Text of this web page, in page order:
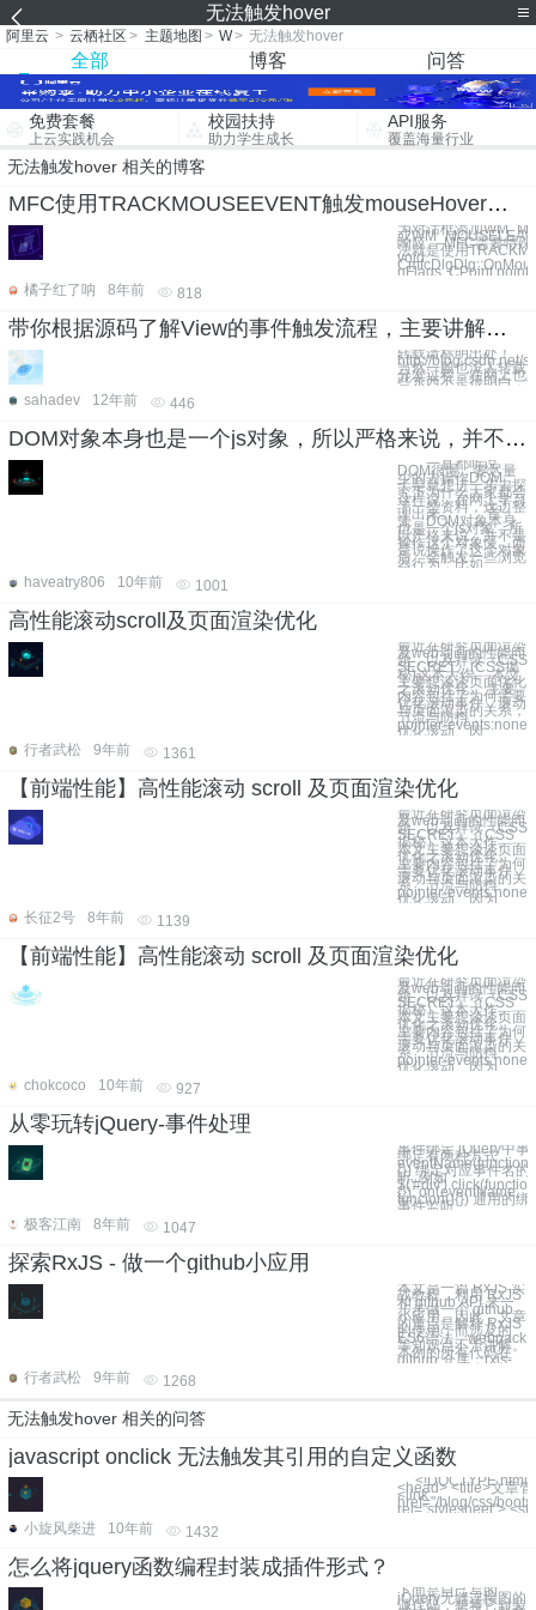
无法触发hover
阿里云 > 云栖社区 > 主题地图 > W> 无法触发hover
全部 博客 问答
免费套餐
上云实践机会
校园扶持
助力学生成长
API服务
覆盖海量行业
无法触发hover 相关的博客
MFC使用TRACKMOUSEEVENT触发mouseHover和mouseLeave
为对话框添加
或
响应。 MFC需要特
法就是使用
void
nFlags, CPoint point
橘子红了呐
8年前 818
带你根据源码了解View的事件触发流程，主要讲解为什么子View返回true，ViewGroup就无法接收到事件的过程
转载请标明出处！
http://blog.csdn.net/
当然一般也没人转载
分发过程，在网上也
些东西不是很明白，
sahadev
12年前 446
DOM对象本身也是一个js对象，所以严格来说，并不是操作这个对象慢，而是说操作了这个对象后，会触发一些浏览器行为（转）
一直都听说
DOM很慢，要尽量
少的去操作DOM，
于是就想进一步去探
究下为什么大家都会
这样说，在网上学习
了一些资料，这边整
理出来。 首
先，DOM对象本身
也是一个js对象，所
以严格来说，并不是
操作这个对象慢，而
是说操作了这个对象
后，会触发一些浏览
器行为，比如
haveatry806
10年前 1001
高性能滚动scroll及页面渲染优化
最近在研究页面渲染
及web动画的性能问
题，以及拜读《CSS
SECRET》(CSS揭
秘)这本大作。 本文
主要想谈谈页面优化
之滚动优化。 主要
内容包括了为何需要
优化滚动事件，滚动
与页面渲染的关系，
节流与防抖，
pointer-events:none
优化滚动。因
行者武松
9年前 1361
【前端性能】高性能滚动 scroll 及页面渲染优化
最近在研究页面渲染
及web动画的性能问
题，以及拜读《CSS
SECRET》（CSS
揭秘）这本大作。
本文主要想谈谈页面
优化之滚动优化。
主要内容包括了为何
需要优化滚动事件，
滚动与页面渲染的关
系，节流与防抖，
pointer-events:none
优化滚动。因为
长征2号
8年前 1139
【前端性能】高性能滚动 scroll 及页面渲染优化
最近在研究页面渲染
及web动画的性能问
题，以及拜读《CSS
SECRET》（CSS
揭秘）这本大作。
本文主要想谈谈页面
优化之滚动优化。
主要内容包括了为何
需要优化滚动事件，
滚动与页面渲染的关
系，节流与防抖，
pointer-events:none
优化滚动。因为
chokcoco
10年前 927
从零玩转jQuery-事件处理
事件绑定 jQuery中事
绑定有两种方式
{}) 绑定对应事件名的
听, 例如：
{}); on(eventName,
funcion(){}) 通用的绑
事件监听,
极客江南
8年前 1047
探索RxJS - 做一个github小应用
本文是一篇 RxJS 实
战教程，利用 RxJS
和 github API 来一
步步做一个 github
小应用。因此，文章
的重点是解释 RxJS
的使用，而涉及的
ES6语法、webpack
等知识点不予讲解。
本例的所有代码在
github 仓库：rxjs-
行者武松
9年前 1268
无法触发hover 相关的问答
javascript onclick 无法触发其引用的自定义函数
``` <!DOCTYPE html> <html>
<head> <title>文章
<link
href="/blog/css/
rel="stylesheet">
小旋风柴进
10年前 1432
怎么将jquery函数编程封装成插件形式？
下面是自己写的
jQuery无缝连接图的
源代码，想将它封装